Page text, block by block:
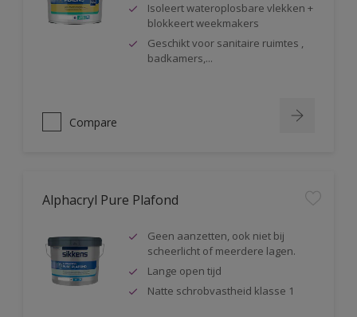
Isoleert wateroplosbare vlekken +
blokkeert weekmakers
Geschikt voor sanitaire ruimtes ,
badkamers,...
Compare
Alphacryl Pure Plafond
Geen aanzetten, ook niet bij
scheerlicht of meerdere lagen.
Lange open tijd
Natte schrobvastheid klasse 1